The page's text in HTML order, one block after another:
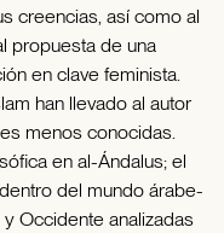
creencias, así como al
propuesta de una
en clave feminista.
han llevado al autor
menos conocidas.
en al-Ándalus; el
del mundo árabe-
Occidente analizadas